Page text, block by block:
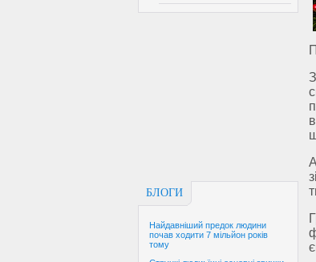
БЛОГИ
Найдавніший предок людини
почав ходити 7 мільйон років
тому